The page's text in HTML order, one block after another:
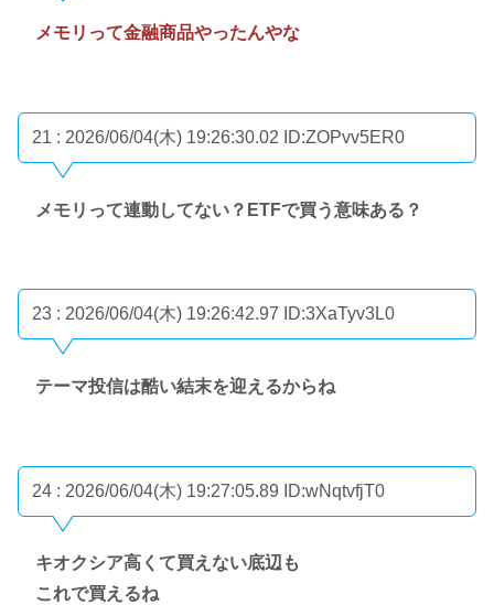
メモリって金融商品やったんやな
21 : 2026/06/04(木) 19:26:30.02 ID:ZOPvv5ER0
メモリって連動してない？ETFで買う意味ある？
23 : 2026/06/04(木) 19:26:42.97 ID:3XaTyv3L0
テーマ投信は酷い結末を迎えるからね
24 : 2026/06/04(木) 19:27:05.89 ID:wNqtvfjT0
キオクシア高くて買えない底辺も
これで買えるね